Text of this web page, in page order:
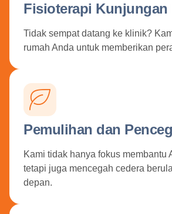
Fisioterapi Kunjungan
Tidak sempat datang ke klinik?
rumah Anda untuk memberikan
Pemulihan dan
Kami tidak hanya fokus membantu
tetapi juga mencegah cedera
depan.